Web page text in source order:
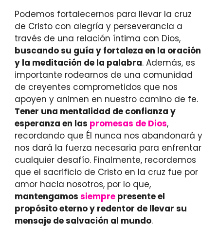
Podemos fortalecernos para llevar la cruz
de Cristo con alegría y perseverancia a
través de una relación íntima con Dios,
buscando su guía y fortaleza en la oración
y la meditación de la palabra. Además, es
importante rodearnos de una comunidad
de creyentes comprometidos que nos
apoyen y animen en nuestro camino de fe.
Tener una mentalidad de confianza y
esperanza en las promesas de Dios,
recordando que Él nunca nos abandonará y
nos dará la fuerza necesaria para enfrentar
cualquier desafío. Finalmente, recordemos
que el sacrificio de Cristo en la cruz fue por
amor hacia nosotros, por lo que,
mantengamos siempre presente el
propósito eterno y redentor de llevar su
mensaje de salvación al mundo.